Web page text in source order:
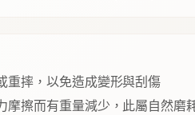
重摔，以免造成變形與刮傷
摩擦而有重量減少，此屬自然